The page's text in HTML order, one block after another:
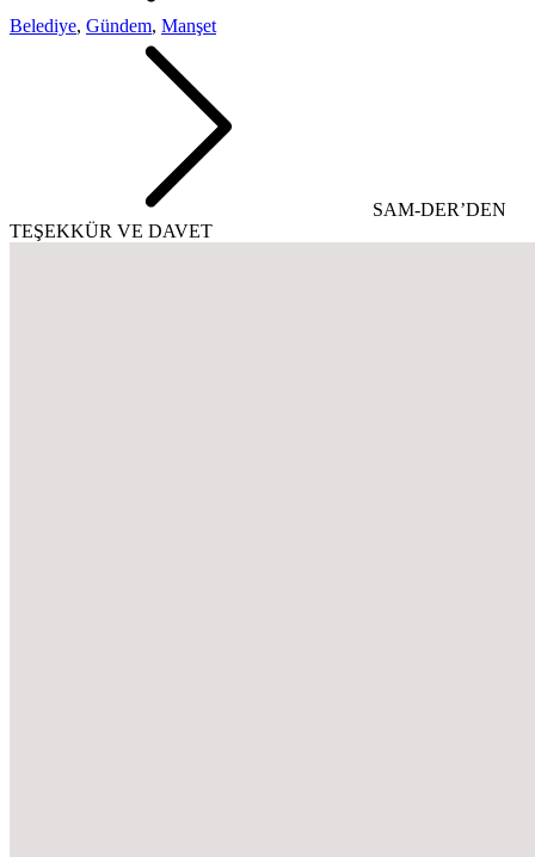
Belediye, Gündem, Manşet
SAM-DER’DEN
TEŞEKKÜR VE DAVET